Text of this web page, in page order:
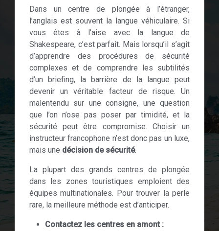
Dans un centre de plongée à l’étranger,
l’anglais est souvent la langue véhiculaire. Si
vous êtes à l’aise avec la langue de
Shakespeare, c’est parfait. Mais lorsqu’il s’agit
d’apprendre des procédures de sécurité
complexes et de comprendre les subtilités
d’un briefing, la barrière de la langue peut
devenir un véritable facteur de risque. Un
malentendu sur une consigne, une question
que l’on n’ose pas poser par timidité, et la
sécurité peut être compromise. Choisir un
instructeur francophone n’est donc pas un luxe,
mais une décision de sécurité.
La plupart des grands centres de plongée
dans les zones touristiques emploient des
équipes multinationales. Pour trouver la perle
rare, la meilleure méthode est d’anticiper.
Contactez les centres en amont :